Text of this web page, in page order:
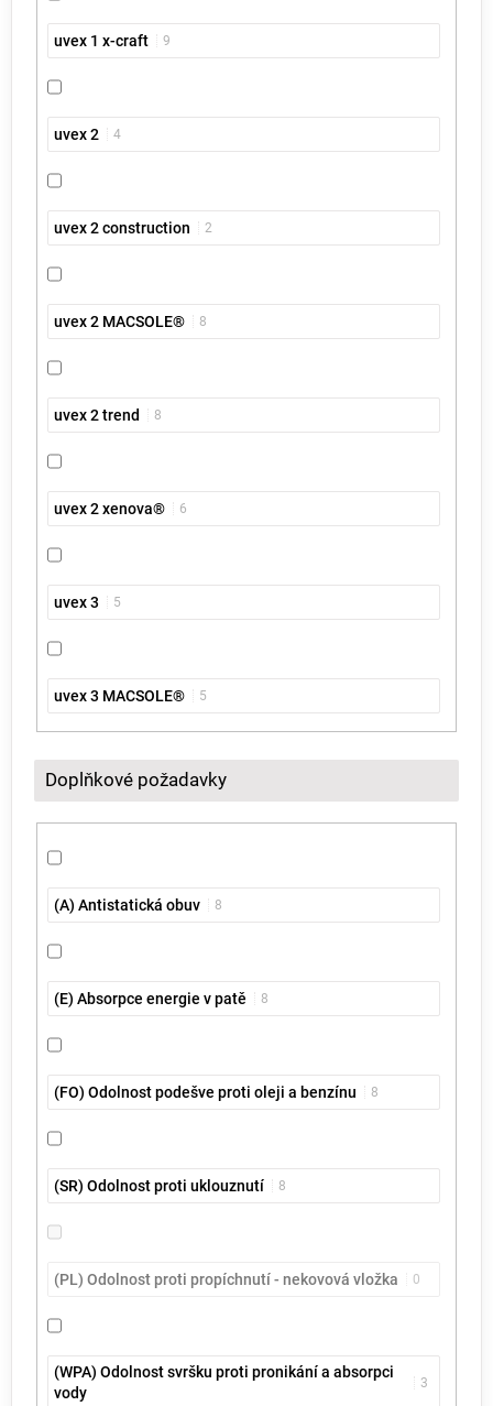
uvex 1 x-craft 9
uvex 2 4
uvex 2 construction 2
uvex 2 MACSOLE® 8
uvex 2 trend 8
uvex 2 xenova® 6
uvex 3 5
uvex 3 MACSOLE® 5
Doplňkové požadavky
(A) Antistatická obuv 8
(E) Absorpce energie v patě 8
(FO) Odolnost podešve proti oleji a benzínu 8
(SR) Odolnost proti uklouznutí 8
(PL) Odolnost proti propíchnutí - nekovová vložka 0
(WPA) Odolnost svršku proti pronikání a absorpci
vody
3